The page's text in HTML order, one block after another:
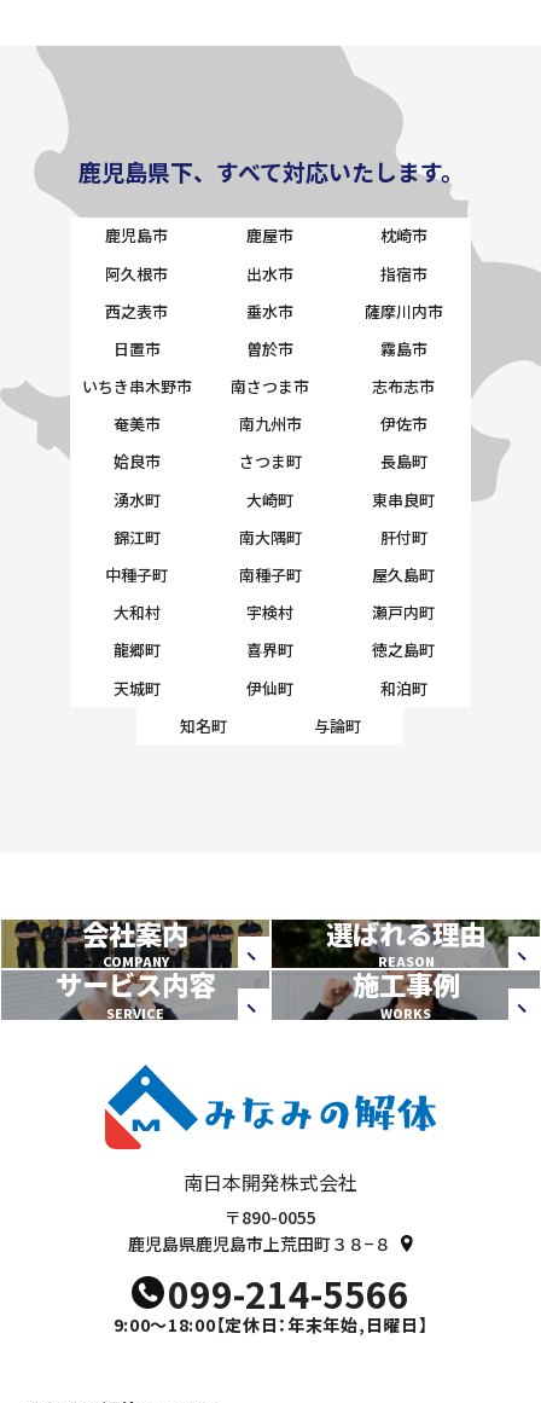
鹿児島県下、すべて対応いたします。
鹿児島市 鹿屋市
枕崎市
阿久根市
出水市
指宿市
西之表市
垂水市
薩摩川内市
日置市
曽於市
霧島市
いちき串木野市
南さつま市
志布志市
奄美市
南九州市
伊佐市
姶良市
さつま町
長島町
湧水町
大崎町
東串良町
錦江町
南大隅町
肝付町
中種子町
南種子町
屋久島町
大和村
宇検村
瀬戸内町
龍郷町
喜界町
徳之島町
天城町
伊仙町
和泊町
知名町
与論町
会社案内
COMPANY
選ばれる理由
REASON
サービス内容
SERVICE
施工事例
WORKS
南日本開発株式会社
〒890-0055
鹿児島県鹿児島市上荒田町３８−８
099-214-5566
9:00～18:00【定休日：年末年始,日曜日】